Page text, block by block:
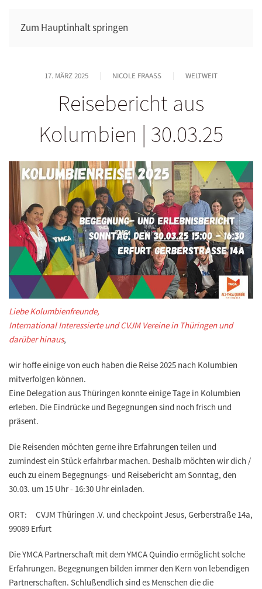
Zum Hauptinhalt springen
17. MÄRZ 2025 NICOLE FRAASS WELTWEIT
Reisebericht aus
Kolumbien | 30.03.25
Liebe Kolumbienfreunde,
International Interessierte und CVJM Vereine in Thüringen und
darüber hinaus,
wir hoffe einige von euch haben die Reise 2025 nach Kolumbien
mitverfolgen können.
Eine Delegation aus Thüringen konnte einige Tage in Kolumbien
erleben. Die Eindrücke und Begegnungen sind noch frisch und
präsent.
Die Reisenden möchten gerne ihre Erfahrungen teilen und
zumindest ein Stück erfahrbar machen. Deshalb möchten wir dich /
euch zu einem Begegnungs- und Reisebericht amSonntag, den
30.03. um 15 Uhr - 16:30 Uhreinladen.
ORT: CVJM Thüringen .V. und checkpoint Jesus, Gerberstraße 14a,
99089 Erfurt
Die YMCA Partnerschaft mit dem YMCA Quindío ermöglicht solche
Erfahrungen. Begegnungen bilden immer den Kern von lebendigen
Partnerschaften. Schlußendlich sind es Menschen die die